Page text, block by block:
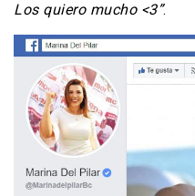
Los quiero mucho <3”.